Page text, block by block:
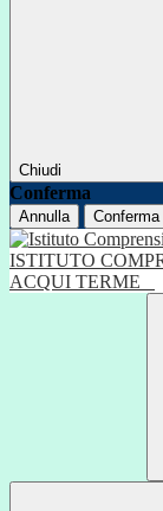
Chiudi
Conferma
Annulla Conferma
ISTITUTO
ACQUI TERME